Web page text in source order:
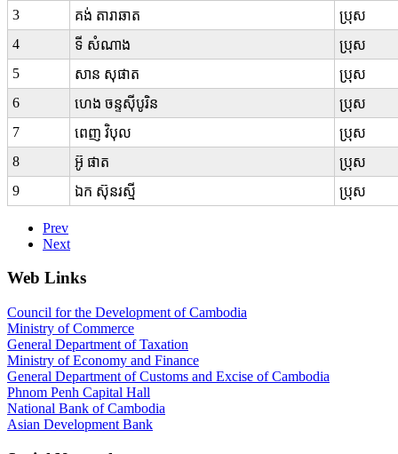
3
គង់ តារាឆាត
ប្រុស
4
ទី សំណាង
ប្រុស
5
សាន សុផាត
ប្រុស
6
ហេង ចន្ទស៊ីបូរិន
ប្រុស
7
ពេញ វិបុល
ប្រុស
8
អ៊ូ ផាត
ប្រុស
9
ឯក ស៊ុនរស្មី ប្រុស
Prev
Next
Web Links
Council for the Development of Cambodia
Ministry of Commerce
General Department of Taxation
Ministry of Economy and Finance
General Department of Customs and Excise of Cambodia
Phnom Penh Capital Hall
National Bank of Cambodia
Asian Development Bank